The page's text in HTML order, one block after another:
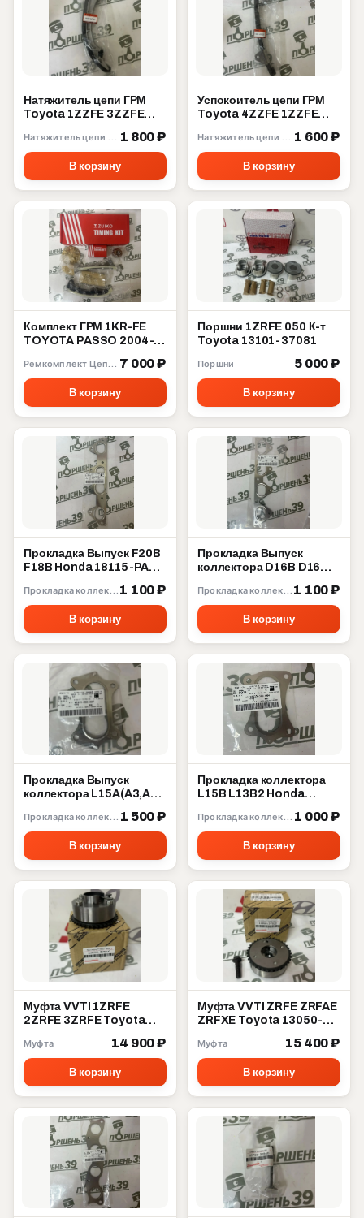
Натяжитель цепи ГРМ
Toyota 1ZZFE 3ZZFE
1 800 ₽
В корзину
Успокоитель цепи ГРМ
Toyota 4ZZFE 1ZZFE
1 600 ₽
В корзину
Комплект ГРМ 1KR-FE
TOYOTA PASSO 2004-
7 000 ₽
В корзину
Поршни 1ZRFE 050 К-т
Toyota 13101-37081
Поршни 5 000 ₽
В корзину
Прокладка Выпуск F20B
F18B Honda 18115-PAA-
1 100 ₽
В корзину
Прокладка Выпуск
коллектора D16B D16W
18115-P2A-003 1 100 ₽
В корзину
Прокладка Выпуск
коллектора L15A(A3,A7)
18115-RB0-007 1 500 ₽
В корзину
Прокладка коллектора
L15B L13B2 Honda
1 000 ₽
В корзину
Муфта VVTI 1ZRFE
2ZRFE 3ZRFE Toyota
Муфта 14 900 ₽
В корзину
Муфта VVTI ZRFE ZRFAE
ZRFXE Toyota 13050-
Муфта 15 400 ₽
В корзину